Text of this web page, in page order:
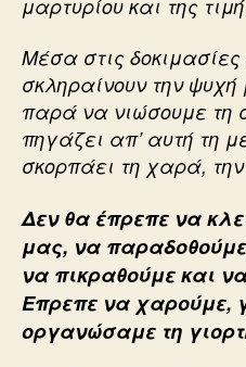
μαρτυρίου και της
Μέσα στις
σκληραίνουν την
παρά να νιώσουμε τη
πηγάζει απ’ αυτή τη
σκορπάει τη χαρά,
Δεν θα έπρεπε να
μας, να
να πικραθούμε και
Επρεπε να χαρούμε,
οργανώσαμε τη